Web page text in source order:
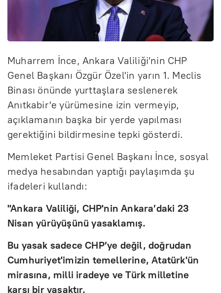
Muharrem İnce, Ankara Valiliği'nin CHP
Genel Başkanı Özgür Özel'in yarın 1. Meclis
Binası önünde yurttaşlara seslenerek
Anıtkabir'e yürümesine izin vermeyip,
açıklamanın başka bir yerde yapılması
gerektiğini bildirmesine tepki gösterdi.
Memleket Partisi Genel Başkanı İnce, sosyal
medya hesabından yaptığı paylaşımda şu
ifadeleri kullandı:
"Ankara Valiliği, CHP'nin Ankara’daki 23
Nisan yürüyüşünü yasaklamış.
Bu yasak sadece CHP’ye değil, doğrudan
Cumhuriyet'imizin temellerine, Atatürk'ün
mirasına, milli iradeye ve Türk milletine
karşı bir yasaktır.